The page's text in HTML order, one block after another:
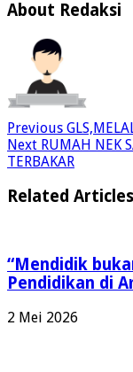
About Redaksi
Previous
Next RUMAH NEK
TERBAKAR
Related Articles
“Mendidik
Pendidikan di
2 Mei 2026